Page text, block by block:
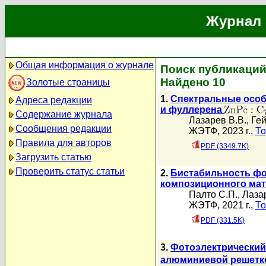
Журнал
Общая информация о журнале
Золотые страницы
Адреса редакции
Содержание журнала
Сообщения редакции
Правила для авторов
Загрузить статью
Проверить статус статьи
Поиск
Найдено 10
1. Спектральные
и фуллерена
Лазарев В.В.,
ЖЭТФ, 2023 г.,
PDF (3349.7K)
2. Бистабильность
композиционного
Палто С.П.,
ЖЭТФ, 2021 г.,
PDF (331.5K)
3.
алюминиевой